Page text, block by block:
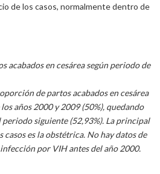
de los casos, normalmente dentro de
acabados en cesárea según periodo de
de partos acabados en cesárea
años 2000 y 2009 (50%), quedando
siguiente (52,93%). La principal
casos es la obstétrica. No hay datos de
por VIH antes del año 2000.